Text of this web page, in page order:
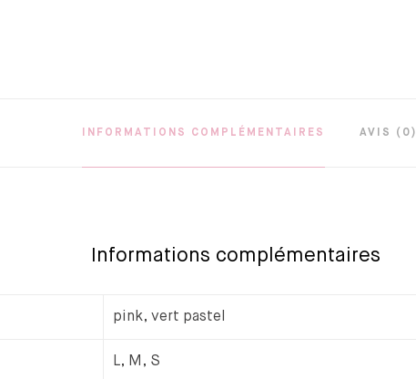
INFORMATIONS COMPLÉMENTAIRES AVIS (0)
Informations complémentaires
pink, vert pastel
L, M, S